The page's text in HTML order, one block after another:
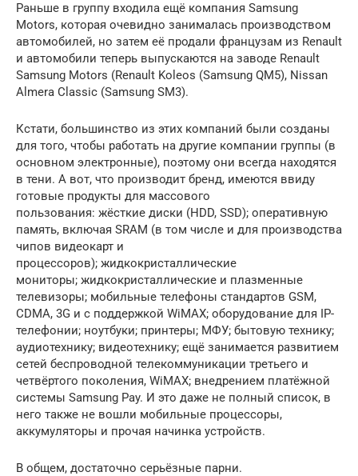
Раньше в группу входила ещё компания Samsung
Motors, которая очевидно занималась производством
автомобилей, но затем её продали французам из Renault
и автомобили теперь выпускаются на заводе Renault
Samsung Motors (Renault Koleos (Samsung QM5), Nissan
Almera Classic (Samsung SM3).
Кстати, большинство из этих компаний были созданы
для того, чтобы работать на другие компании группы (в
основном электронные), поэтому они всегда находятся
в тени. А вот, что производит бренд, имеются ввиду
готовые продукты для массового
пользования: жёсткие диски (HDD, SSD); оперативную
память, включая SRAM (в том числе и для производства
чипов видеокарт и
процессоров); жидкокристаллические
мониторы; жидкокристаллические и плазменные
телевизоры; мобильные телефоны стандартов GSM,
CDMA, 3G и с поддержкой WiMAX; оборудование для IP-
телефонии; ноутбуки; принтеры; МФУ; бытовую технику;
аудиотехнику; видеотехнику; ещё занимается развитием
сетей беспроводной телекоммуникации третьего и
четвёртого поколения, WiMAX; внедрением платёжной
системы Samsung Pay. И это даже не полный список, в
него также не вошли мобильные процессоры,
аккумуляторы и прочая начинка устройств.
В общем, достаточно серьёзные парни.